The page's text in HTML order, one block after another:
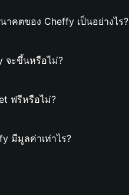
าคตของ Cheffy เป็นอย่างไร?
จะขึ้นหรือไม่?
ฟรีหรือไม่?
มีมูลค่าเท่าไร?